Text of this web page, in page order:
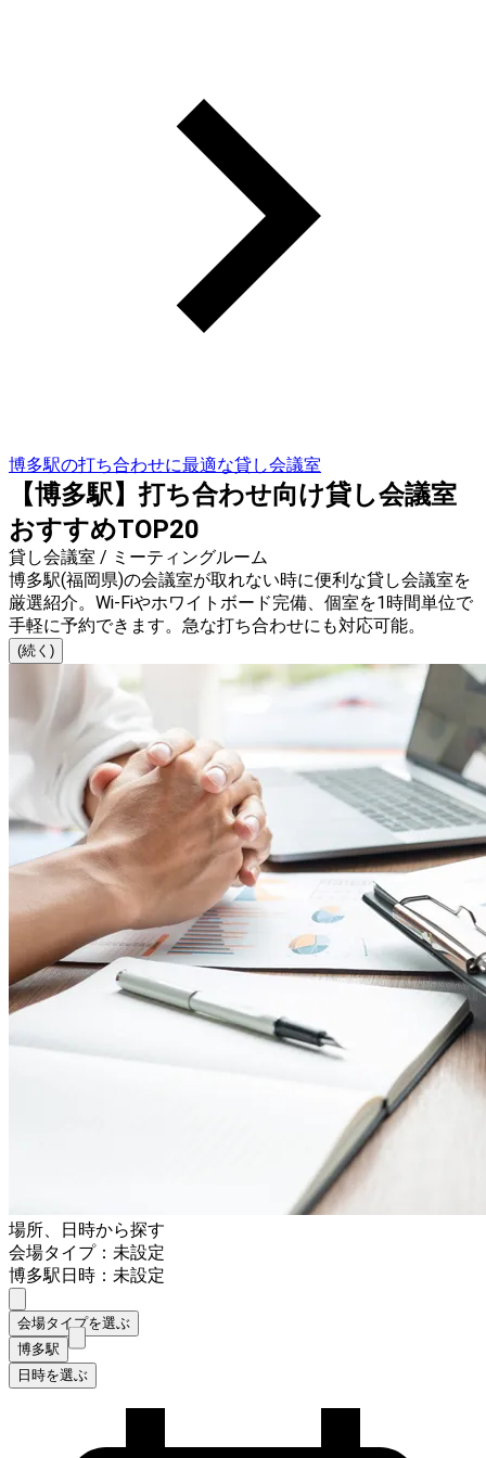
博多駅の打ち合わせに最適な貸し会議室
【博多駅】打ち合わせ向け貸し会議室
おすすめTOP20
貸し会議室 / ミーティングルーム
博多駅(福岡県)の会議室が取れない時に便利な貸し会議室を
厳選紹介。Wi-Fiやホワイトボード完備、個室を1時間単位で
手軽に予約できます。急な打ち合わせにも対応可能。
(続く)
場所、日時から探す
会場タイプ：未設定
博多駅日時：未設定
会場タイプを選ぶ
博多駅
日時を選ぶ